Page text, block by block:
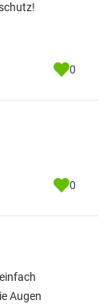
0
0
Augen